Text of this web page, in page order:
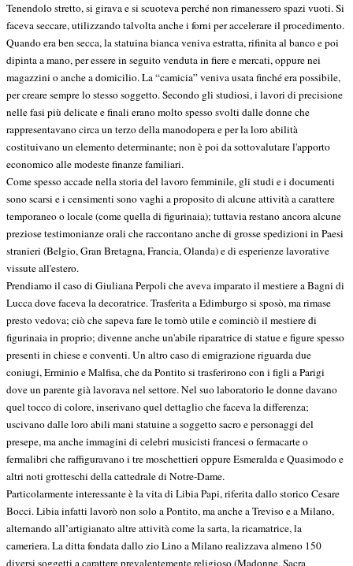
Tenendolo stretto, si girava e si scuoteva perché non rimanessero spazi vuoti. Si
faceva seccare, utilizzando talvolta anche i forni per accelerare il procedimento.
Quando era ben secca, la statuina bianca veniva estratta, rifinita al banco e poi
dipinta a mano, per essere in seguito venduta in fiere e mercati, oppure nei
magazzini o anche a domicilio. La “camicia” veniva usata finché era possibile,
per creare sempre lo stesso soggetto. Secondo gli studiosi, i lavori di precisione
nelle fasi più delicate e finali erano molto spesso svolti dalle donne che
rappresentavano circa un terzo della manodopera e per la loro abilità
costituivano un elemento determinante; non è poi da sottovalutare l'apporto
economico alle modeste finanze familiari.
Come spesso accade nella storia del lavoro femminile, gli studi e i documenti
sono scarsi e i censimenti sono vaghi a proposito di alcune attività a carattere
temporaneo o locale (come quella di figurinaia); tuttavia restano ancora alcune
preziose testimonianze orali che raccontano anche di grosse spedizioni in Paesi
stranieri (Belgio, Gran Bretagna, Francia, Olanda) e di esperienze lavorative
vissute all'estero.
Prendiamo il caso di Giuliana Perpoli che aveva imparato il mestiere a Bagni di
Lucca dove faceva la decoratrice. Trasferita a Edimburgo si sposò, ma rimase
presto vedova; ciò che sapeva fare le tornò utile e cominciò il mestiere di
figurinaia in proprio; divenne anche un'abile riparatrice di statue e figure spesso
presenti in chiese e conventi. Un altro caso di emigrazione riguarda due
coniugi, Erminio e Malfisa, che da Pontito si trasferirono con i figli a Parigi
dove un parente già lavorava nel settore. Nel suo laboratorio le donne davano
quel tocco di colore, inserivano quel dettaglio che faceva la differenza;
uscivano dalle loro abili mani statuine a soggetto sacro e personaggi del
presepe, ma anche immagini di celebri musicisti francesi o fermacarte o
fermalibri che raffiguravano i tre moschettieri oppure Esmeralda e Quasimodo e
altri noti grotteschi della cattedrale di Notre-Dame.
Particolarmente interessante è la vita di Libia Papi, riferita dallo storico Cesare
Bocci. Libia infatti lavorò non solo a Pontito, ma anche a Treviso e a Milano,
alternando all’artigianato altre attività come la sarta, la ricamatrice, la
cameriera. La ditta fondata dallo zio Lino a Milano realizzava almeno 150
diversi soggetti a carattere prevalentemente religioso (Madonne, Sacra